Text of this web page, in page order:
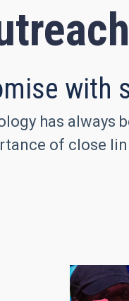
with
has always
of close